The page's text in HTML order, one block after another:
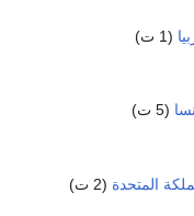
(1 ت)
(5 ت)
المتحدة (2 ت)